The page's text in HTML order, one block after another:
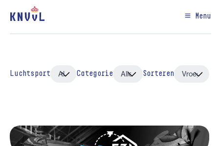
Menu
Luchtsport Categorie Sorteren